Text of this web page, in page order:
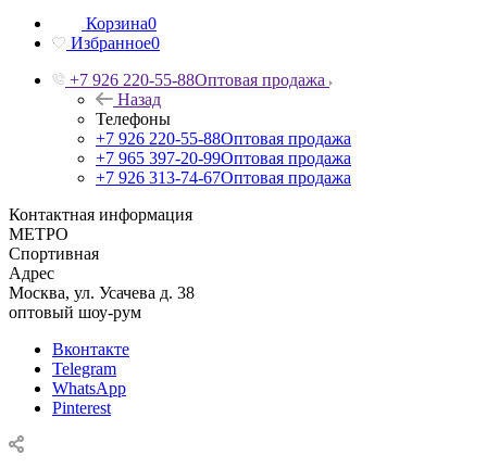
Корзина0
Избранное0
+7 926 220-55-88Оптовая продажа
Назад
Телефоны
+7 926 220-55-88Оптовая продажа
+7 965 397-20-99Оптовая продажа
+7 926 313-74-67Оптовая продажа
Контактная информация
МЕТРО
Спортивная
Адрес
Москва, ул. Усачева д. 38
оптовый шоу-рум
Вконтакте
Telegram
WhatsApp
Pinterest